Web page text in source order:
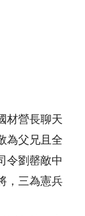
材營長聊天
為父兄且全
令劉罄敵中
，三為憲兵